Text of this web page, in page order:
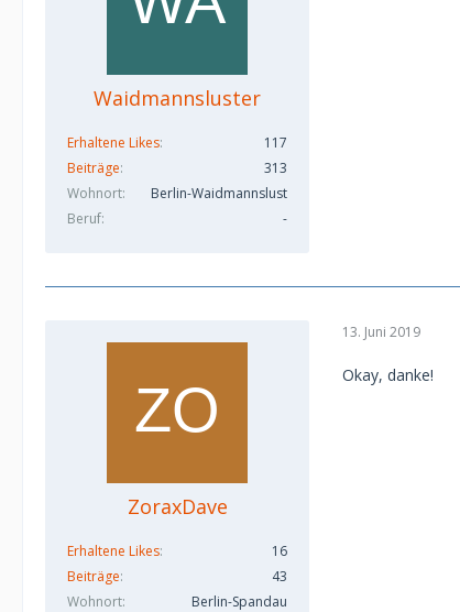
Waidmannsluster
Erhaltene Likes
117
Beiträge
313
Wohnort
Berlin-Waidmannslust
Beruf
-
ZoraxDave
Erhaltene Likes
16
Beiträge
43
Wohnort
Berlin-Spandau
13. Juni 2019
Okay, danke!